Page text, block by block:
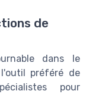
de
dans le
préféré de
pour